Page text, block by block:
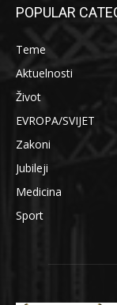
POPULAR
Teme
Aktuelnosti
Život
EVROPA/SVIJET
Zakoni
Jubileji
Medicina
Sport